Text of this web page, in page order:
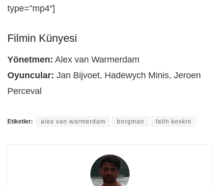
type=”mp4″]
Filmin Künyesi
Yönetmen: Alex van Warmerdam
Oyuncular: Jan Bijvoet, Hadewych Minis, Jeroen
Perceval
Etiketler: alex van warmerdam borgman fatih keskin